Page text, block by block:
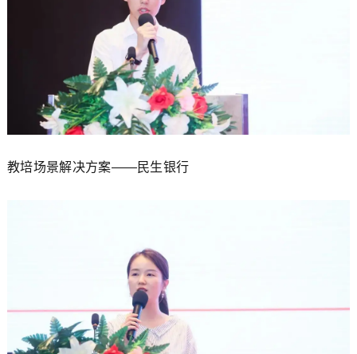
教培场景解决方案——民生银行